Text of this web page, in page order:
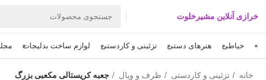
خرازی آنلاین مشیرخلوت
خیاطی هنرهای دستی تزئینی و کاردستی لوازم ساخت بدلیجات
خانه تزئینی و کاردستی ظرف و ویال جعبه کریستالی مکعبی بزرگ